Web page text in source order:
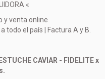
«
y venta online
todo el país | Factura A y B.
CAVIAR - FIDELITE x